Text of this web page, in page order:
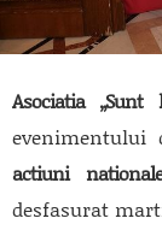
Asociatia „Sunt
evenimentului
actiuni
desfasurat